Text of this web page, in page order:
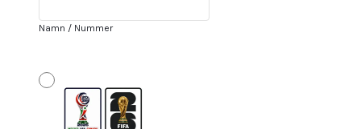
+
Namn / Nummer